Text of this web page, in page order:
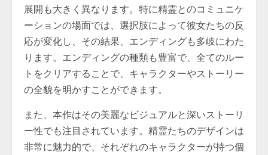
展開も大きく異なります。特に精霊とのコミュニケ
ーションの場面では、選択肢によって彼女たちの反
応が変化し、その結果、エンディングも多岐にわた
ります。エンディングの種類も豊富で、全てのルー
トをクリアすることで、キャラクターやストーリー
の全貌を明かすことができます。
また、本作はその美麗なビジュアルと深いストーリ
ー性でも注目されています。精霊たちのデザインは
非常に魅力的で、それぞれのキャラクターが持つ個